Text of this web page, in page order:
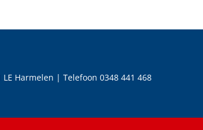
Harmelen | Telefoon 0348 441 468